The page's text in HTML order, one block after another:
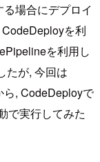
場合にデプロイ
を利
を利用し
たが, 今回は
ら, CodeDeployで
で実行してみた